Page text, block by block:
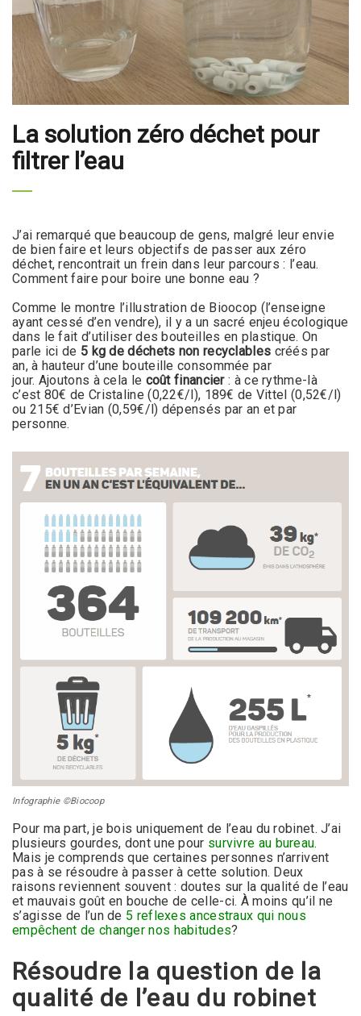
La solution zéro déchet pour
filtrer l’eau
J’ai remarqué que beaucoup de gens, malgré leur envie
de bien faire et leurs objectifs de passer aux zéro
déchet, rencontrait un frein dans leur parcours : l’eau.
Comment faire pour boire une bonne eau ?
Comme le montre l’illustration de Bioocop (l’enseigne
ayant cessé d’en vendre), il y a un sacré enjeu écologique
dans le fait d’utiliser des bouteilles en plastique. On
parle ici de 5 kg de déchets non recyclables créés par
an, à hauteur d’une bouteille consommée par
jour. Ajoutons à cela le coût financier: à ce rythme-là
c’est 80€ de Cristaline (0,22€/l), 189€ de Vittel (0,52€/l)
ou 215€ d’Evian (0,59€/l) dépensés par an et par
personne.
Infographie ©Biocoop
Pour ma part, je bois uniquement de l’eau du robinet. J’ai
plusieurs gourdes, dont une pour survivre au bureau.
Mais je comprends que certaines personnes n’arrivent
pas à se résoudre à passer à cette solution. Deux
raisons reviennent souvent : doutes sur la qualité de l’eau
et mauvais goût en bouche de celle-ci. À moins qu’il ne
s’agisse de l’un de 5 reflexes ancestraux qui nous
empêchent de changer nos habitudes?
Résoudre la question de la
qualité de l’eau du robinet